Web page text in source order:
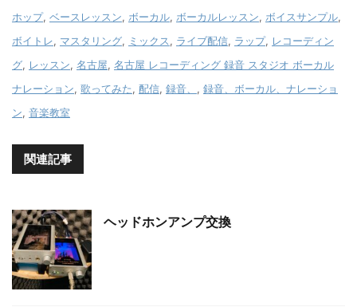
ホップ, ベースレッスン, ボーカル, ボーカルレッスン, ボイスサンプル,
ボイトレ, マスタリング, ミックス, ライブ配信, ラップ, レコーディン
グ, レッスン, 名古屋, 名古屋 レコーディング 録音 スタジオ ボーカル
ナレーション, 歌ってみた, 配信, 録音、 , 録音、ボーカル、ナレーショ
ン, 音楽教室
関連記事
ヘッドホンアンプ交換